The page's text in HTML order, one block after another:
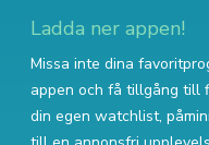
Ladda ner appen!
Missa inte dina
appen och få tillgång till
din egen watchlist,